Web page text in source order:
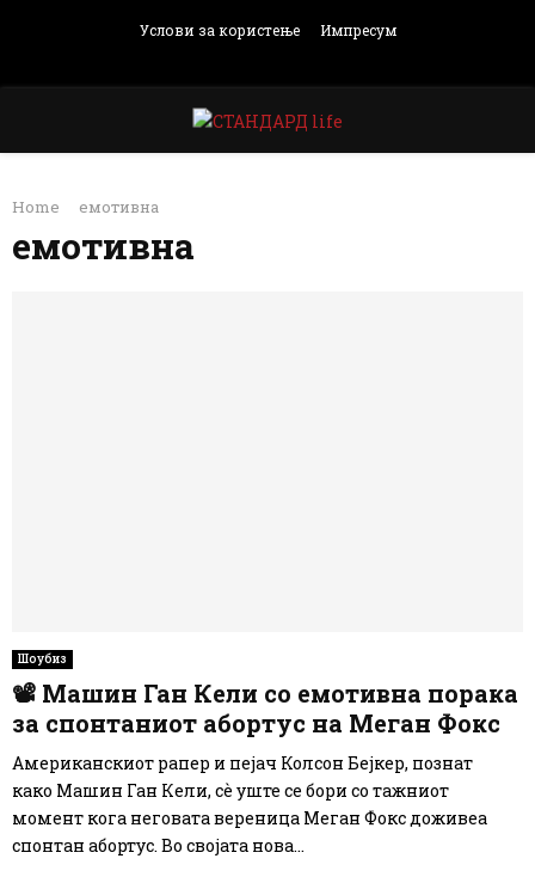
Услови за користење Импресум
PRIMARY
MENU
Home емотивна
емотивна
Шоубиз
📽 Машин Ган Кели со емотивна порака
за спонтаниот абортус на Меган Фокс
Американскиот рапер и пејач Колсон Бејкер, познат
како Машин Ган Кели, сѐ уште се бори со тажниот
момент кога неговата вереница Меган Фокс доживеа
спонтан абортус. Во својата нова...